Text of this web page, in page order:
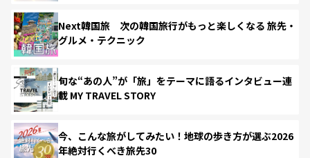
Next韓国旅 次の韓国旅行がもっと楽しくなる 旅先・
グルメ・テクニック
旬な“あの人”が「旅」をテーマに語るインタビュー連
載 MY TRAVEL STORY
今、こんな旅がしてみたい！地球の歩き方が選ぶ2026
年絶対行くべき旅先30